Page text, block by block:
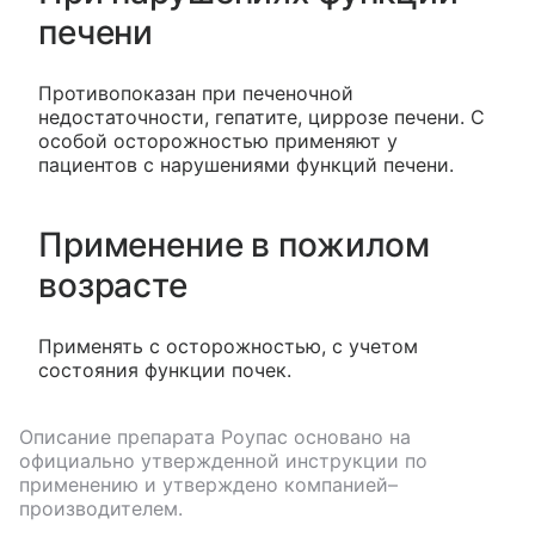
печени
Противопоказан при печеночной
недостаточности, гепатите, циррозе печени. С
особой осторожностью применяют у
пациентов с нарушениями функций печени.
Применение в пожилом
возрасте
Применять с осторожностью, с учетом
состояния функции почек.
Описание препарата Роупас основано на
официально утвержденной инструкции по
применению и утверждено компанией–
производителем.